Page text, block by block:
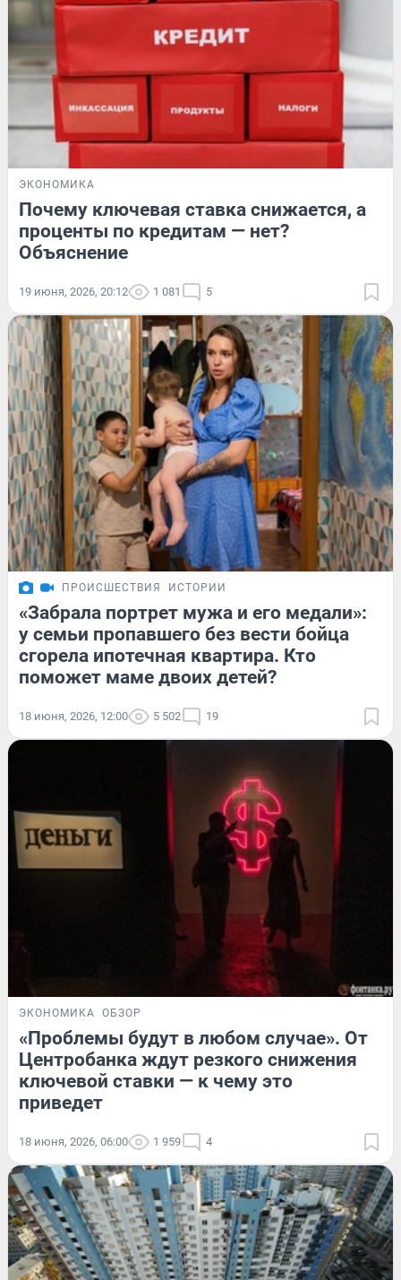
ЭКОНОМИКА
Почему ключевая ставка снижается, а
проценты по кредитам — нет?
Объяснение
19 июня, 2026, 20:12 1 081 5
ПРОИСШЕСТВИЯ ИСТОРИИ
«Забрала портрет мужа и его медали»:
у семьи пропавшего без вести бойца
сгорела ипотечная квартира. Кто
поможет маме двоих детей?
18 июня, 2026, 12:00 5 502 19
ЭКОНОМИКА ОБЗОР
«Проблемы будут в любом случае». От
Центробанка ждут резкого снижения
ключевой ставки — к чему это
приведет
18 июня, 2026, 06:00 1 959 4